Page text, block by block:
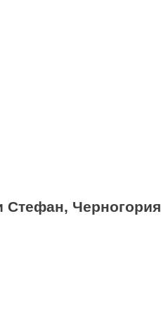
Стефан, Черногория